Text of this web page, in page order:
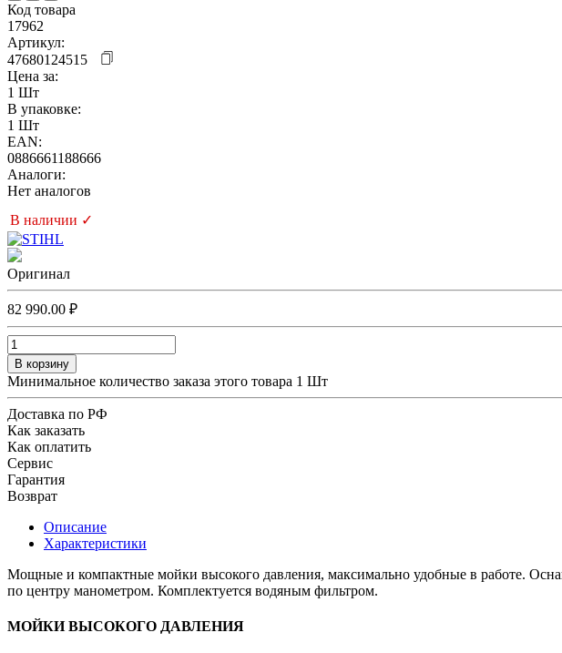
Код товара
17962
Артикул:
47680124515
Цена за:
1 Шт
В упаковке:
1 Шт
EAN:
0886661188666
Аналоги:
Нет аналогов
В наличии ✓
Оригинал
82 990.00 ₽
В корзину
Минимальное количество заказа этого товара 1 Шт
Доставка по РФ
Как заказать
Как оплатить
Сервис
Гарантия
Возврат
Описание
Характеристики
Мощные и компактные мойки высокого давления, максимально удобные в работе.
по центру манометром. Комплектуется водяным фильтром.
МОЙКИ ВЫСОКОГО ДАВЛЕНИЯ